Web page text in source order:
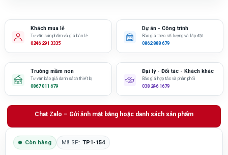
Khách mua lẻ
Tư vấn sản phẩm và giá bán lẻ
0246 291 3335
Dự án - Công trình
Báo giá theo số lượng và lắp đặt
0862 888 679
Trường mầm non
Tư vấn báo giá danh sách thiết bị
0867 011 679
Đại lý - Đối tác - Khách khác
Báo giá hợp tác và phân phối
038 246 1679
Chat Zalo – Gửi ảnh mặt bằng hoặc danh sách sản phẩm
Còn hàng Mã SP: TP1-154